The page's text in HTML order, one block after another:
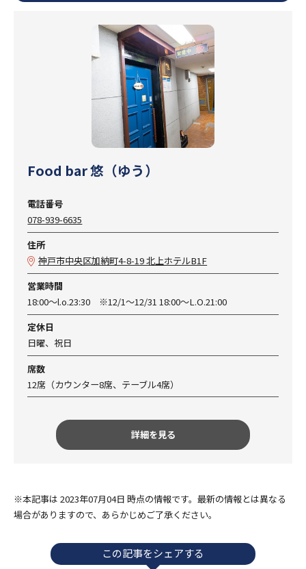
Food bar 悠（ゆう）
電話番号
078-939-6635
住所
神戸市中央区加納町4-8-19 北上ホテルB1F
営業時間
18:00～l.o.23:30 ※12/1～12/31 18:00～L.O.21:00
定休日
日曜、祝日
席数
12席（カウンター8席、テーブル4席）
詳細を見る
※本記事は 2023年07月04日 時点の情報です。最新の情報とは異なる
場合がありますので、あらかじめご了承ください。
この記事をシェアする